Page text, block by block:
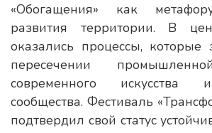
«Обогащения» как
развития территории. В
оказались процессы, которые
пересечении
современного искусства
сообщества. Фестиваль
подтвердил свой статус